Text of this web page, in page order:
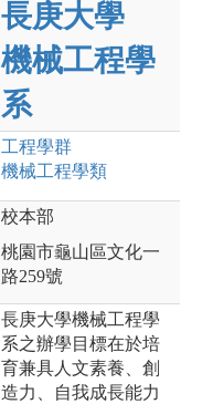
長庚大學
機械工程學
系
工程學群
機械工程學類
校本部
桃園市龜山區文化一
路259號
長庚大學機械工程學
系之辦學目標在於培
育兼具人文素養、創
造力、自我成長能力